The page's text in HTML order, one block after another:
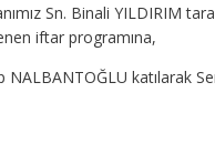
Sn. Binali YILDIRIM
iftar programına,
NALBANTOĞLU katılarak